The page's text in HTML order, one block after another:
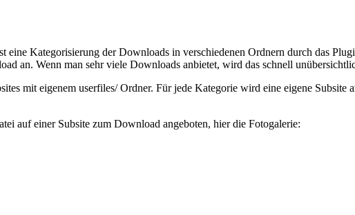
Kategorisierung der Downloads in verschiedenen Ordnern durch das
an. Wenn man sehr viele Downloads anbietet, wird das schnell
mit eigenem userfiles/ Ordner. Für jede Kategorie wird eine eigene Subsite
auf einer Subsite zum Download angeboten, hier die Fotogalerie: